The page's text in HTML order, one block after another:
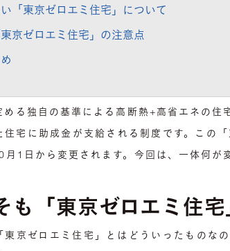
「東京ゼロエミ住宅」について
京ゼロエミ住宅」の注意点
める独自の基準による高断熱+高省エネの住
住宅に助成金が支給される制度です。この
月1日から変更されます。今回は、一体何が
も「東京ゼロエミ住
東京ゼロエミ住宅」とはどういったものな